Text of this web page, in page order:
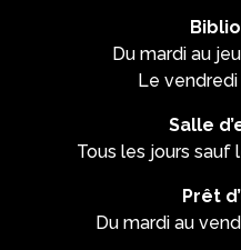
Du mardi au
Le vendredi
Salle
Tous les jours sauf
Prêt
Du mardi au